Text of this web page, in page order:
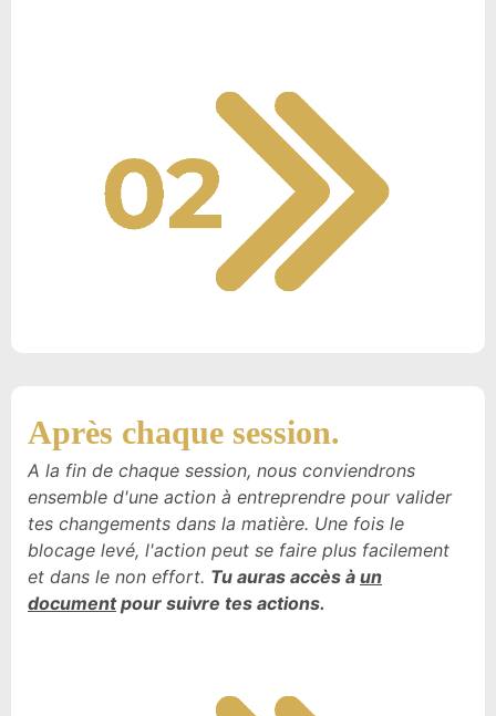
Après chaque session.
A la fin de chaque session, nous conviendrons
ensemble d'une action à entreprendre pour valider
tes changements dans la matière. Une fois le
blocage levé, l'action peut se faire plus facilement
et dans le non effort. Tu auras accès à un
documentpour suivre tes actions.